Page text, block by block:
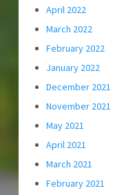
April 2022
March 2022
February 2022
January 2022
December 2021
November 2021
May 2021
April 2021
March 2021
February 2021